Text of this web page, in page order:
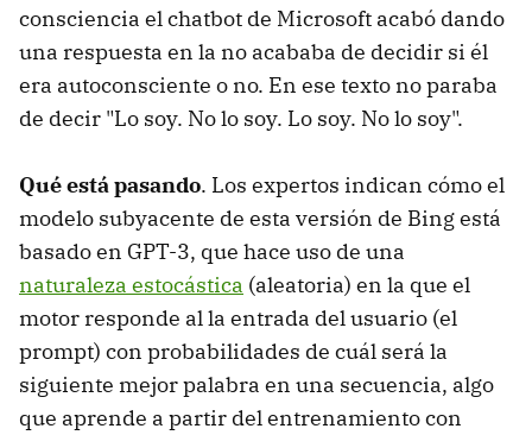
consciencia el chatbot de Microsoft acabó dando
una respuesta en la no acababa de decidir si él
era autoconsciente o no. En ese texto no paraba
de decir "Lo soy. No lo soy. Lo soy. No lo soy".
Qué está pasando. Los expertos indican cómo el
modelo subyacente de esta versión de Bing está
basado en GPT-3, que hace uso de una
naturaleza estocástica (aleatoria) en la que el
motor responde al la entrada del usuario (el
prompt) con probabilidades de cuál será la
siguiente mejor palabra en una secuencia, algo
que aprende a partir del entrenamiento con